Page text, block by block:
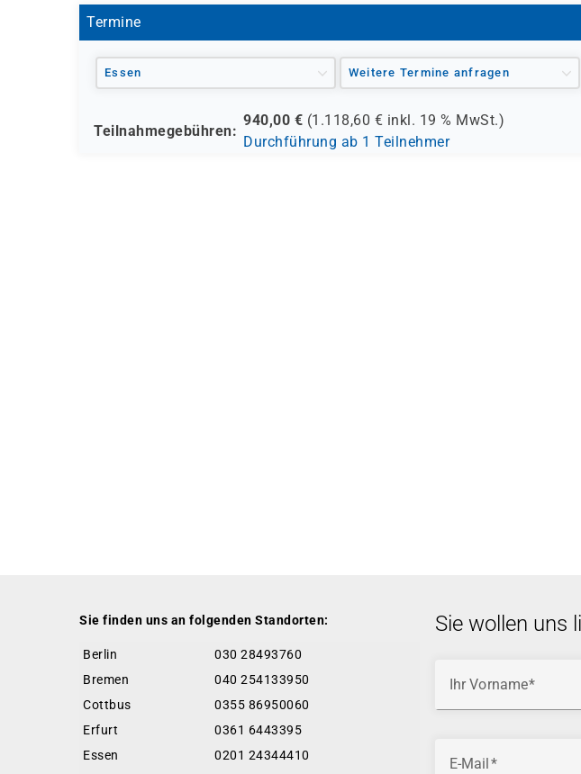
- regionale Einrichtungen
und andere Träger möglich
Termine
Essen Weitere Termine anfragen
Teilnahmegebühren:
940,00 € (1.118,60 € inkl. 19 % MwSt.)
Durchführung ab 1 Teilnehmer
Sie finden uns an folgenden Standorten:
Berlin
030 28493760
Bremen
040 254133950
Cottbus
0355 86950060
Erfurt
0361 6443395
Essen
0201 24344410
Sie wollen uns
Ihr Vorname
E-Mail